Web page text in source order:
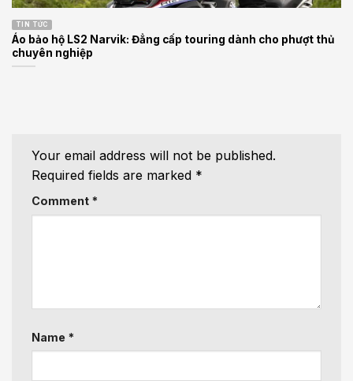
TIN TỨC
Áo bảo hộ LS2 Narvik: Đẳng cấp touring dành cho phượt thủ
chuyên nghiệp
Your email address will not be published.
Required fields are marked *
Comment *
Name *